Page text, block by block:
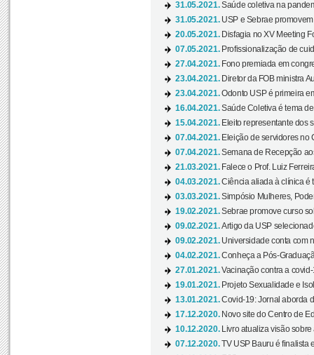
31.05.2021.Saúde coletiva na
31.05.2021. USP e Sebrae
20.05.2021. Disfagia no XV Meeting
07.05.2021. Profissionalização de
27.04.2021. Fono premiada em
23.04.2021. Diretor da FOB ministra
23.04.2021.Odonto USP é primeira
16.04.2021.Saúde Coletiva é tema
15.04.2021. Eleito representante dos
07.04.2021. Eleição de servidores no
07.04.2021.Semana de Recepção
21.03.2021. Falece o Prof. Luiz
04.03.2021.Ciência aliada à clínica é
03.03.2021.Simpósio Mulheres,
19.02.2021.Sebrae promove curso
09.02.2021.Artigo da USP
09.02.2021. Universidade conta com
04.02.2021.Conheça a Pós-
27.01.2021.Vacinação contra a
19.01.2021. Projeto Sexualidade e
13.01.2021.Covid-19: Jornal aborda
17.12.2020. Novo site do Centro de
10.12.2020.
Livro atualiza visão
07.12.2020.TV USP Bauru é finalista